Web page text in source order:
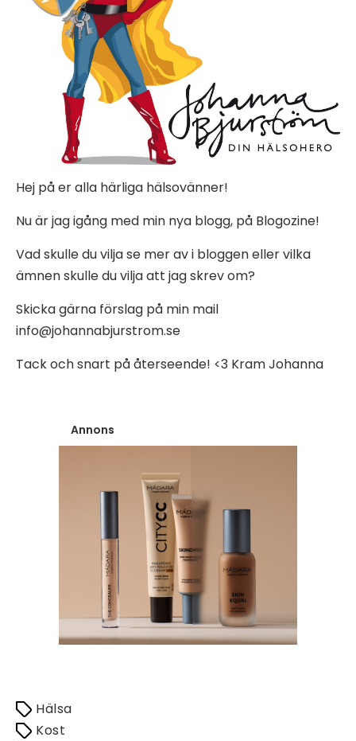
Hej på er alla härliga hälsovänner!
Nu är jag igång med min nya blogg, på Blogozine!
Vad skulle du vilja se mer av i bloggen eller vilka
ämnen skulle du vilja att jag skrev om?
Skicka gärna förslag på min mail
info@johannabjurstrom.se
Tack och snart på återseende! <3 Kram Johanna
Annons
Hälsa
Kost